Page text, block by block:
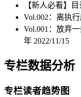
【新人必看】
Vol.002：离执
Vol.001：放弃
年 2022/11/15
专栏数据分析
专栏读者趋势图